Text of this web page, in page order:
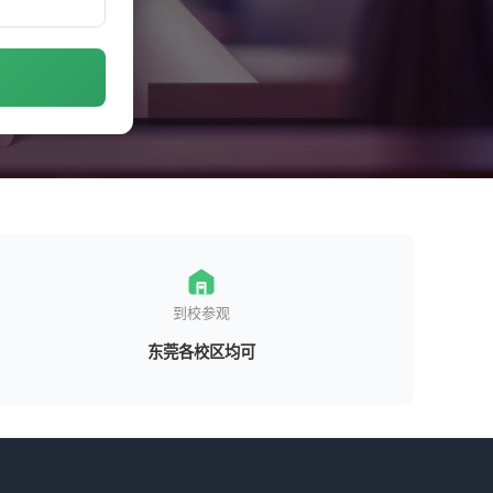
到校参观
东莞各校区均可